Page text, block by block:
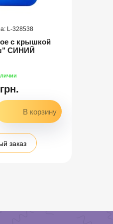
328538
с крышкой
СИНИЙ
заказ